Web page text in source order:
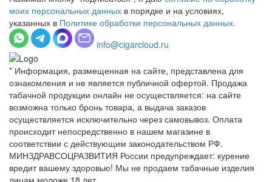
моих персональных данных в порядке и на условиях,
указанных в Политике обработки персональных данных.
info@cigarcloud.ru
* Информация, размещенная на сайте, представлена для
ознакомления и не является публичной офертой. Продажа
табачной продукции онлайн не осуществляется: на сайте
возможна только бронь товара, а выдача заказов
осуществляется исключительно через самовывоз. Оплата
происходит непосредственно в нашем магазине в
соответствии с действующим законодательством РФ.
МИНЗДРАВСОЦРАЗВИТИЯ России предупреждает: курение
вредит вашему здоровью! Мы не продаем табачные изделия
лицам моложе 18 лет.